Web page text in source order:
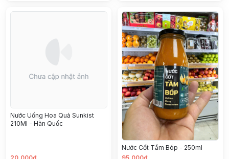
Nước Uống Hoa Quả Sunkist
210Ml - Hàn Quốc
Nước Cốt Tầm Bóp - 250ml